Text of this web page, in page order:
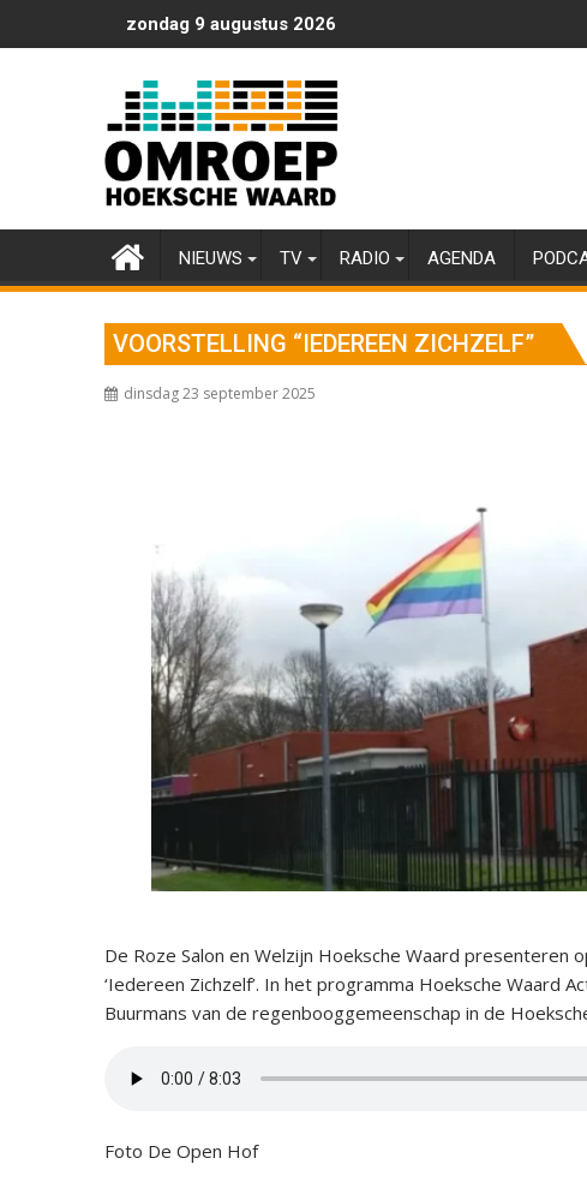
naar
zondag 9 augustus 2026
NIEUWS TV RADIO AGENDA
VOORSTELLING “IEDEREEN ZICHZELF”
dinsdag 23 september 2025
De Roze Salon en Welzijn Hoeksche Waard
‘Iedereen Zichzelf’. In het programma Hoeksche Waard
Buurmans van de regenbooggemeenschap in de
Foto De Open Hof